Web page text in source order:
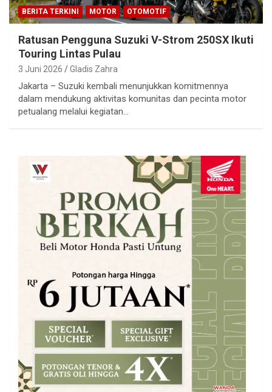
BERITA TERKINI MOTOR OTOMOTIF
Ratusan Pengguna Suzuki V-Strom 250SX Ikuti
Touring Lintas Pulau
3 Juni 2026 Gladis Zahra
Jakarta – Suzuki kembali menunjukkan komitmennya
dalam mendukung aktivitas komunitas dan pecinta motor
petualang melalui kegiatan…